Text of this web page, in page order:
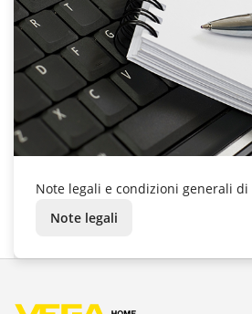
Note legali e condizioni generali
Note legali